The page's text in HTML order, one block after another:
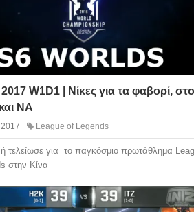
W1D1 | Νίκες για τα φαβορί, στο
NA
League of Legends
τελείωσε για το παγκόσμιο πρωτάθλημα
στην Κίνα